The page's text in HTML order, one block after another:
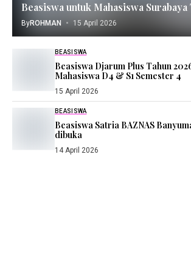
Beasiswa untuk Mahasiswa Surabaya
ByROHMAN 15 April 2026
BEASISWA
Beasiswa Djarum Plus Tahun
Mahasiswa D4 & S1 Semester 4
15 April 2026
BEASISWA
Beasiswa Satria BAZNAS
dibuka
14 April 2026